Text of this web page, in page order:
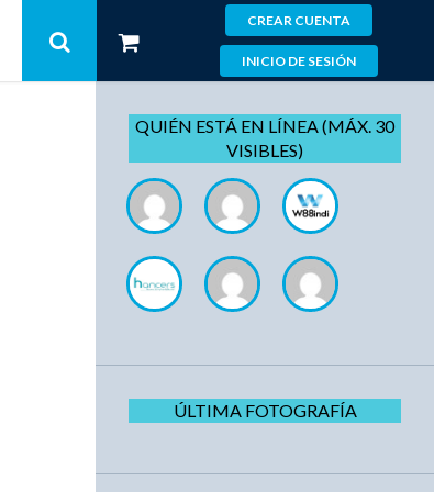
CREAR CUENTA
INICIO DE SESIÓN
QUIÉN ESTÁ EN LÍNEA (MÁX. 30
VISIBLES)
ÚLTIMA FOTOGRAFÍA